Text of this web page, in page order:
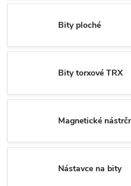
Bity ploché
Bity torxové TRX
Magnetické
Nástavce na bity